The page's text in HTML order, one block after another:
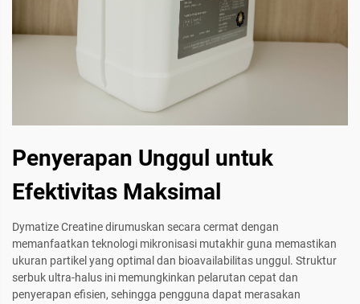
Penyerapan Unggul untuk
Efektivitas Maksimal
Dymatize Creatine dirumuskan secara cermat dengan
memanfaatkan teknologi mikronisasi mutakhir guna memastikan
ukuran partikel yang optimal dan bioavailabilitas unggul. Struktur
serbuk ultra-halus ini memungkinkan pelarutan cepat dan
penyerapan efisien, sehingga pengguna dapat merasakan